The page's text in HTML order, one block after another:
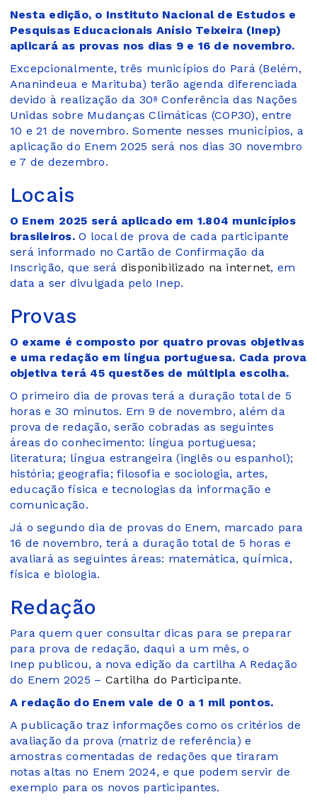
Nesta edição, o Instituto Nacional de Estudos e
Pesquisas Educacionais Anísio Teixeira (Inep)
aplicará as provas nos dias 9 e 16 de novembro.
Excepcionalmente, três municípios do Pará (Belém,
Ananindeua e Marituba) terão agenda diferenciada
devido à realização da 30ª Conferência das Nações
Unidas sobre Mudanças Climáticas (COP30), entre
10 e 21 de novembro. Somente nesses municípios, a
aplicação do Enem 2025 será nos dias 30 novembro
e 7 de dezembro.
Locais
O Enem 2025 será aplicado em 1.804 municípios
brasileiros.O local de prova de cada participante
será informado no Cartão de Confirmação da
Inscrição, que será disponibilizado na internet, em
data a ser divulgada pelo Inep.
Provas
O exame é composto por quatro provas objetivas
e uma redação em língua portuguesa. Cada prova
objetiva terá 45 questões de múltipla escolha.
O primeiro dia de provas terá a duração total de 5
horas e 30 minutos. Em 9 de novembro, além da
prova de redação, serão cobradas as seguintes
áreas do conhecimento: língua portuguesa;
literatura; língua estrangeira (inglês ou espanhol);
história; geografia; filosofia e sociologia, artes,
educação física e tecnologias da informação e
comunicação.
Já o segundo dia de provas do Enem, marcado para
16 de novembro, terá a duração total de 5 horas e
avaliará as seguintes áreas: matemática, química,
física e biologia.
Redação
Para quem quer consultar dicas para se preparar
para prova de redação, daqui a um mês, o
Inep publicou, a nova edição da cartilha A Redação
do Enem 2025 – Cartilha do Participante.
A redação do Enem vale de 0 a 1 mil pontos.
A publicação traz informações como os critérios de
avaliação da prova (matriz de referência) e
amostras comentadas de redações que tiraram
notas altas no Enem 2024, e que podem servir de
exemplo para os novos participantes.